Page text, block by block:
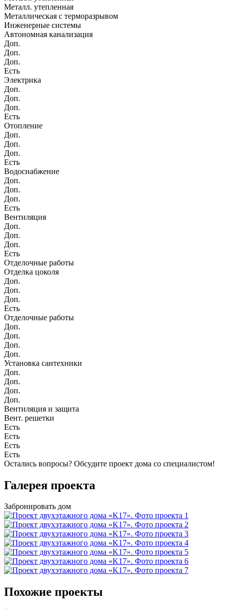
Металл. утепленная
Металлическая с терморазрывом
Инженерные системы
Автономная канализация
Доп.
Доп.
Доп.
Есть
Электрика
Доп.
Доп.
Доп.
Есть
Отопление
Доп.
Доп.
Доп.
Есть
Водоснабжение
Доп.
Доп.
Доп.
Есть
Вентиляция
Доп.
Доп.
Доп.
Есть
Отделочные работы
Отделка цоколя
Доп.
Доп.
Доп.
Есть
Отделочные работы
Доп.
Доп.
Доп.
Доп.
Установка сантехники
Доп.
Доп.
Доп.
Доп.
Вентиляция и защита
Вент. решетки
Есть
Есть
Есть
Есть
Остались вопросы? Обсудите проект дома со специалистом!
Галерея проекта
Забронировать дом
Похожие проекты